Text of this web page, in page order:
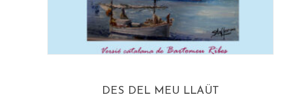
DES DEL MEU LLAÜT